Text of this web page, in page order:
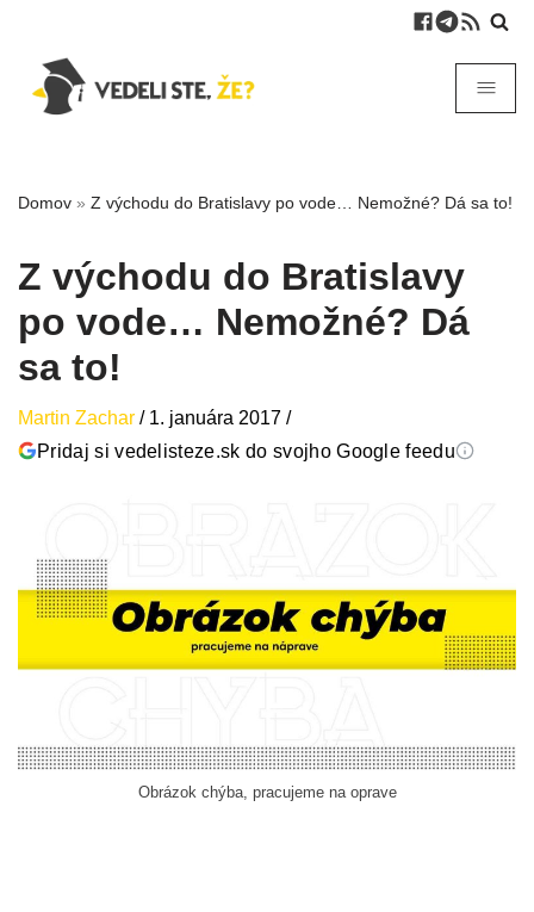
Domov » Z východu do Bratislavy po vode… Nemožné? Dá sa to!
Z východu do Bratislavy
po vode… Nemožné? Dá
sa to!
Martin Zachar / 1. januára 2017 /
Pridaj si vedelisteze.sk do svojho Google feedu
Obrázok chýba, pracujeme na oprave